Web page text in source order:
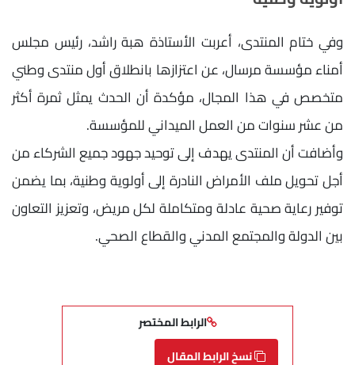
وفي ختام المنتدى، أعربت الأستاذة هبة راشد، رئيس مجلس
أمناء مؤسسة مرسال، عن اعتزازها بانطلاق أول منتدى وطني
متخصص في هذا المجال، مؤكدة أن الحدث يمثل ثمرة أكثر
من عشر سنوات من العمل الميداني للمؤسسة.
وأضافت أن المنتدى يهدف إلى توحيد جهود جميع الشركاء من
أجل تحويل ملف الأمراض النادرة إلى أولوية وطنية، بما يضمن
توفير رعاية صحية عادلة ومتكاملة لكل مريض، وتعزيز التعاون
بين الدولة والمجتمع المدني والقطاع الصحي.
الرابط المختصر
نسخ الرابط المقال